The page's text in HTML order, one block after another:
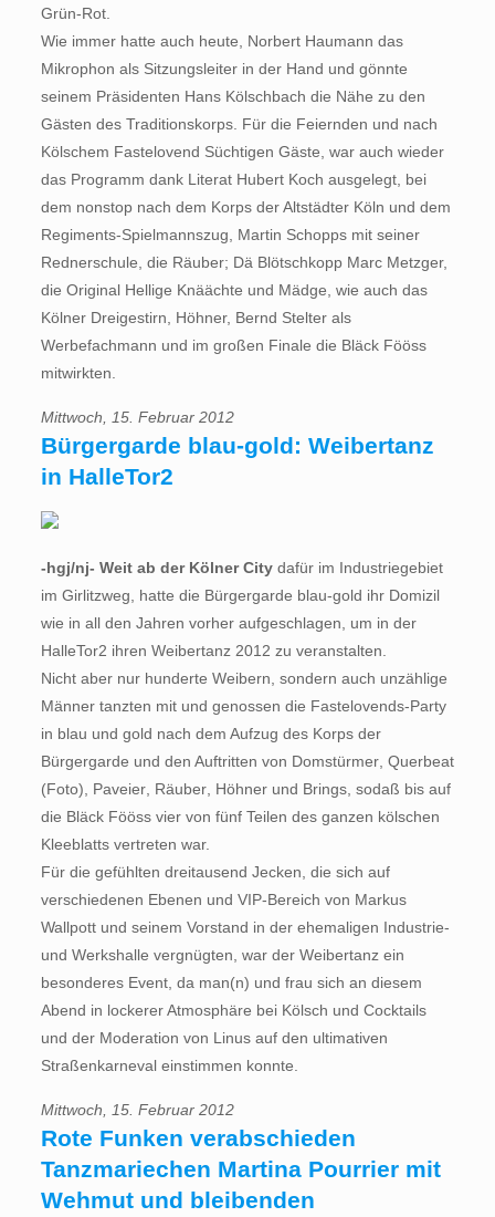
Grün-Rot.
Wie immer hatte auch heute, Norbert Haumann das
Mikrophon als Sitzungsleiter in der Hand und gönnte
seinem Präsidenten Hans Kölschbach die Nähe zu den
Gästen des Traditionskorps. Für die Feiernden und nach
Kölschem Fastelovend Süchtigen Gäste, war auch wieder
das Programm dank Literat Hubert Koch ausgelegt, bei
dem nonstop nach dem Korps der Altstädter Köln und dem
Regiments-Spielmannszug, Martin Schopps mit seiner
Rednerschule, die Räuber; Dä Blötschkopp Marc Metzger,
die Original Hellige Knäächte und Mädge, wie auch das
Kölner Dreigestirn, Höhner, Bernd Stelter als
Werbefachmann und im großen Finale die Bläck Fööss
mitwirkten.
Mittwoch, 15. Februar 2012
Bürgergarde blau-gold: Weibertanz
in HalleTor2
-hgj/nj- Weit ab der Kölner Citydafür im Industriegebiet
im Girlitzweg, hatte die Bürgergarde blau-gold ihr Domizil
wie in all den Jahren vorher aufgeschlagen, um in der
HalleTor2 ihren Weibertanz 2012 zu veranstalten.
Nicht aber nur hunderte Weibern, sondern auch unzählige
Männer tanzten mit und genossen die Fastelovends-Party
in blau und gold nach dem Aufzug des Korps der
Bürgergarde und den Auftritten von Domstürmer, Querbeat
(Foto), Paveier, Räuber, Höhner und Brings, sodaß bis auf
die Bläck Fööss vier von fünf Teilen des ganzen kölschen
Kleeblatts vertreten war.
Für die gefühlten dreitausend Jecken, die sich auf
verschiedenen Ebenen und VIP-Bereich von Markus
Wallpott und seinem Vorstand in der ehemaligen Industrie-
und Werkshalle vergnügten, war der Weibertanz ein
besonderes Event, da man(n) und frau sich an diesem
Abend in lockerer Atmosphäre bei Kölsch und Cocktails
und der Moderation von Linus auf den ultimativen
Straßenkarneval einstimmen konnte.
Mittwoch, 15. Februar 2012
Rote Funken verabschieden
Tanzmariechen Martina Pourrier mit
Wehmut und bleibenden